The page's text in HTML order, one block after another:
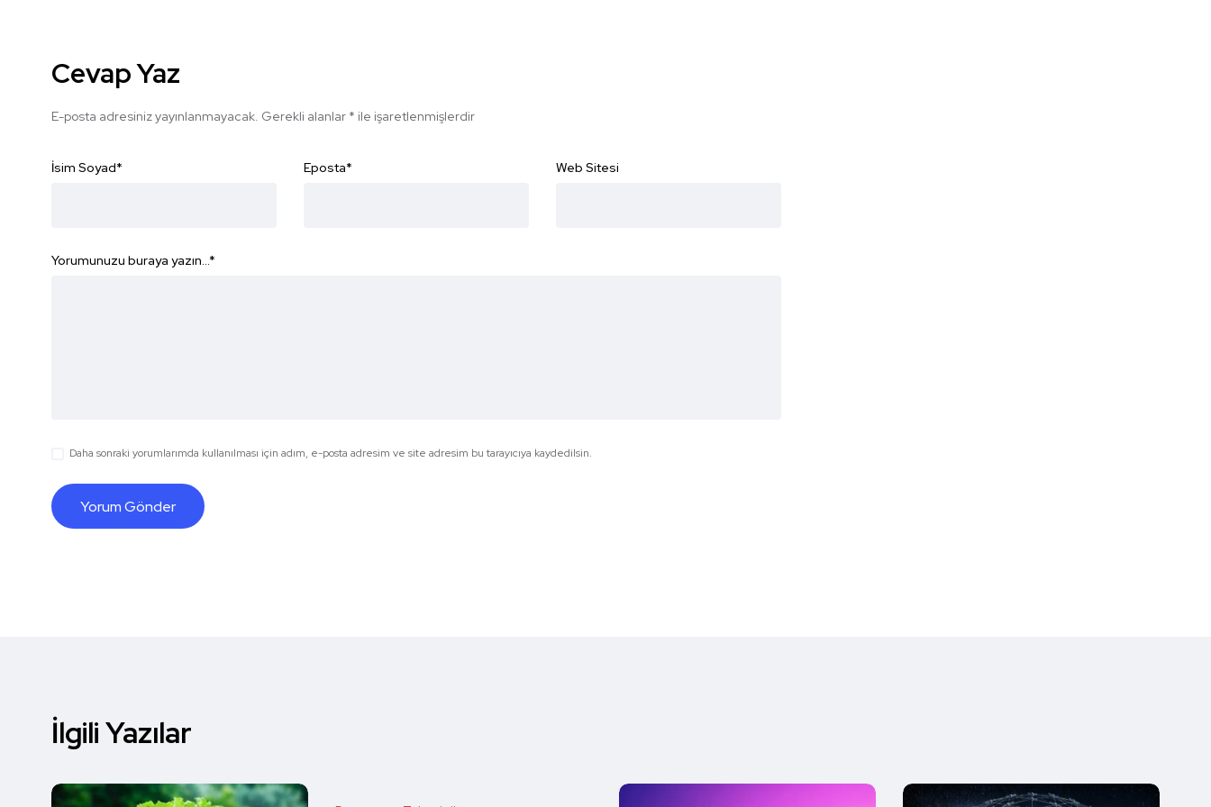
Cevap Yaz
E-posta adresiniz yayınlanmayacak. Gerekli alanlar * ile işaretlenmişlerdir
İsim Soyad* Eposta* Web Sitesi
Yorumunuzu buraya yazın...*
Daha sonraki yorumlarımda kullanılması için adım, e-posta adresim ve site adresim bu tarayıcıya kaydedilsin.
İlgili Yazılar